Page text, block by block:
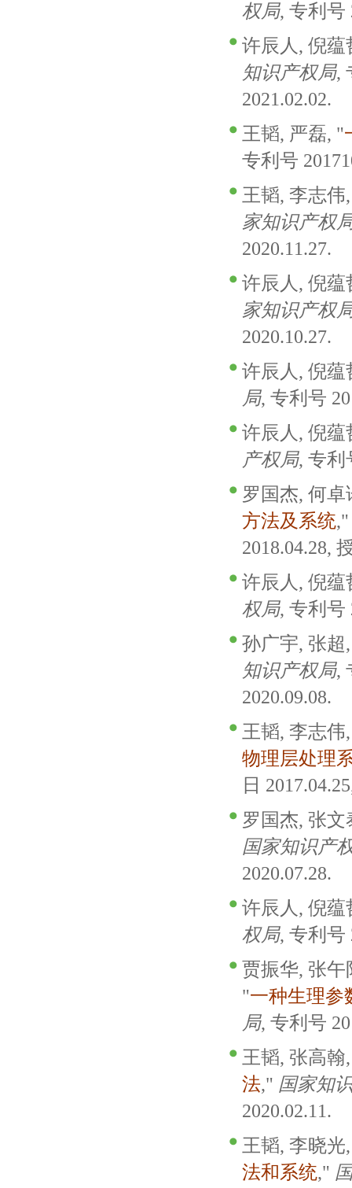
权局, 专利号
许辰人, 倪蕴
知识产权局,
2021.02.02.
王韬, 严磊, "
专利号
王韬, 李志伟
家知识产权
2020.11.27.
许辰人, 倪蕴
家知识产权
2020.10.27.
许辰人, 倪蕴
局, 专利号
许辰人, 倪蕴
产权局, 专利
罗国杰, 何
方法及系统
2018.04.28,
许辰人, 倪蕴
权局, 专利号
孙广宇, 张超
知识产权局,
2020.09.08.
王韬, 李志伟
物理层处理
日
罗国杰, 张文
国家知识产
2020.07.28.
许辰人, 倪蕴
权局, 专利号
贾振华, 张午
"一种生理参
局, 专利号
王韬, 张高翰
法," 国家知
2020.02.11.
王韬, 李晓光
法和系统,"